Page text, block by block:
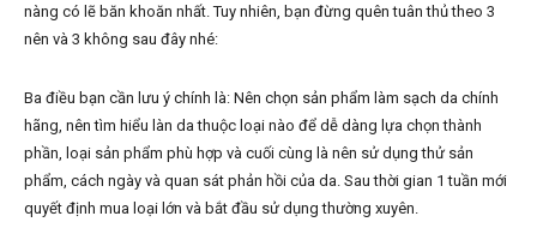
nàng có lẽ băn khoăn nhất. Tuy nhiên, bạn đừng quên tuân thủ theo 3
nên và 3 không sau đây nhé:
Ba điều bạn cần lưu ý chính là: Nên chọn sản phẩm làm sạch da chính
hãng, nên tìm hiểu làn da thuộc loại nào để dễ dàng lựa chọn thành
phần, loại sản phẩm phù hợp và cuối cùng là nên sử dụng thử sản
phẩm, cách ngày và quan sát phản hồi của da. Sau thời gian 1 tuần mới
quyết định mua loại lớn và bắt đầu sử dụng thường xuyên.